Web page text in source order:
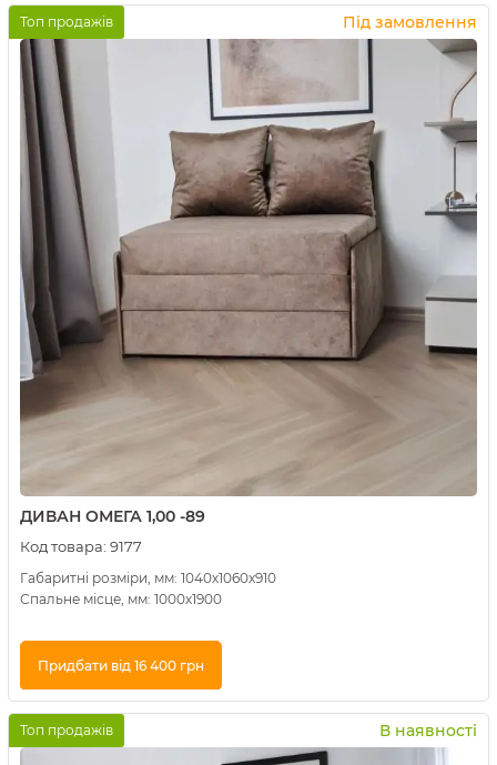
Купити в 1 клік
Під замовлення
Топ продажів
ДИВАН ОМЕГА 1,00 -89
Код товара: 9177
Габаритні розміри, мм: 1040х1060х910
Спальне місце, мм: 1000х1900
Придбати від 16 400 грн
Купити в 1 клік
В наявності
Топ продажів